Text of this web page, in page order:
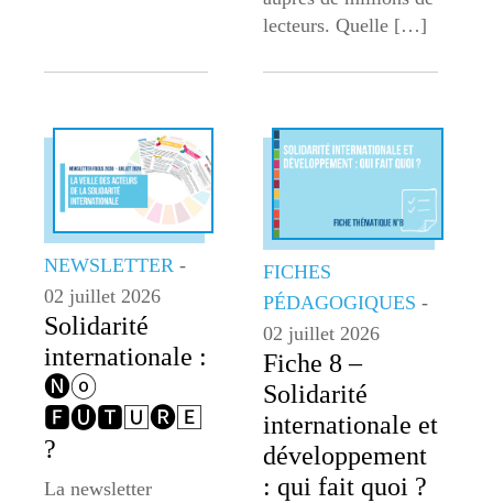
lecteurs. Quelle […]
NEWSLETTER -
02 juillet 2026
Solidarité
internationale :
🅝ⓞ
🅵🅤🆃🅄🅡🄴
?
La newsletter
FICHES
PÉDAGOGIQUES -
02 juillet 2026
Fiche 8 –
Solidarité
internationale et
développement
: qui fait quoi ?